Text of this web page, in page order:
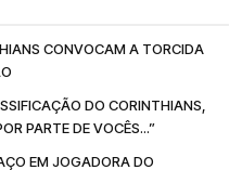
CONVOCAM A TORCIDA
DO CORINTHIANS,
PARTE DE VOCÊS...”
EM JOGADORA DO